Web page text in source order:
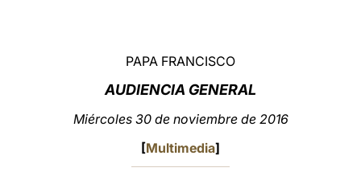
PAPA FRANCISCO
AUDIENCIA GENERAL
Miércoles 30 de noviembre de 2016
[Multimedia]